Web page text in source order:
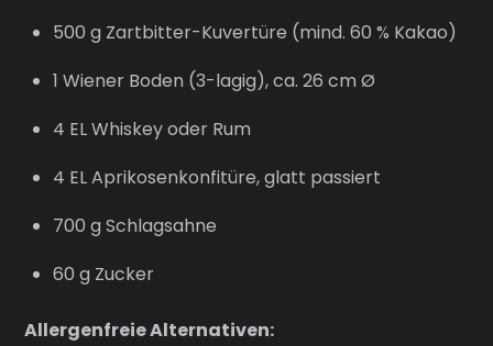
500 g Zartbitter-Kuvertüre (mind. 60 % Kakao)
1 Wiener Boden (3-lagig), ca. 26 cm Ø
4 EL Whiskey oder Rum
4 EL Aprikosenkonfitüre, glatt passiert
700 g Schlagsahne
60 g Zucker
Allergenfreie Alternativen: